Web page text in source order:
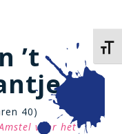
’t
40)
voor het